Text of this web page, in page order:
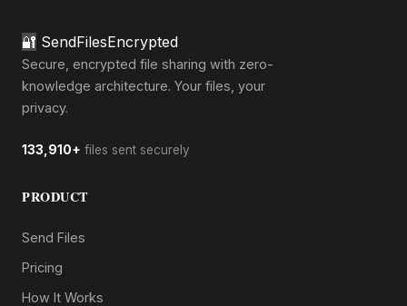
🔐 SendFilesEncrypted
Secure, encrypted file sharing with zero-
knowledge architecture. Your files, your
privacy.
133,910+ files sent securely
PRODUCT
Send Files
Pricing
How It Works